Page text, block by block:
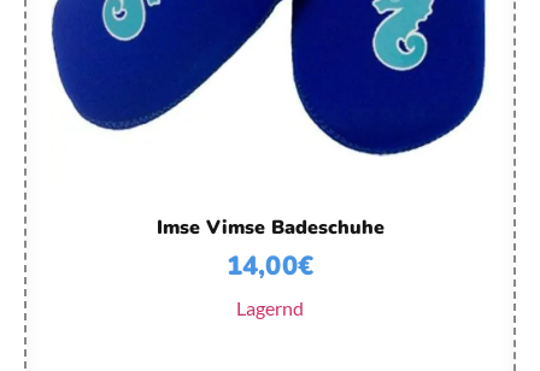
Imse Vimse Badeschuhe
14,00€
Lagernd